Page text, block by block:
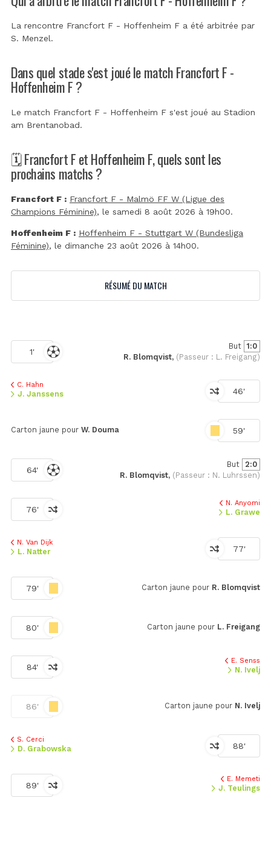
La rencontre Francfort F - Hoffenheim F a été arbitrée par
S. Menzel.
Dans quel stade s'est joué le match Francfort F -
Hoffenheim F ?
Le match Francfort F - Hoffenheim F s'est joué au Stadion
am Brentanobad.
🗓️ Francfort F et Hoffenheim F, quels sont les
prochains matchs ?
Francfort F : Francfort F - Malmö FF W (Ligue des
Champions Féminine), le samedi 8 août 2026 à 19h00.
Hoffenheim F : Hoffenheim F - Stuttgart W (Bundesliga
Féminine), le dimanche 23 août 2026 à 14h00.
RÉSUMÉ DU MATCH
1'
But 1:0
R. Blomqvist, (Passeur : L. Freigang)
46'
C. Hahn
J. Janssens
59'
Carton jaune pour W. Douma
64'
But 2:0
R. Blomqvist, (Passeur : N. Luhrssen)
76'
N. Anyomi
L. Grawe
77'
N. Van Dijk
L. Natter
79' Carton jaune pour R. Blomqvist
80' Carton jaune pour L. Freigang
84'
E. Senss
N. Ivelj
86' Carton jaune pour N. Ivelj
88'
S. Cerci
D. Grabowska
89'
E. Memeti
J. Teulings